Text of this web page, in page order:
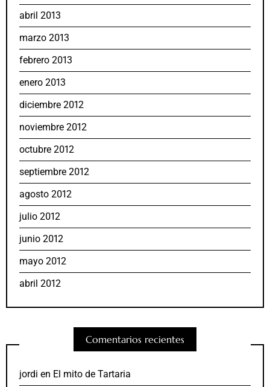
abril 2013
marzo 2013
febrero 2013
enero 2013
diciembre 2012
noviembre 2012
octubre 2012
septiembre 2012
agosto 2012
julio 2012
junio 2012
mayo 2012
abril 2012
Comentarios recientes
jordi en El mito de Tartaria